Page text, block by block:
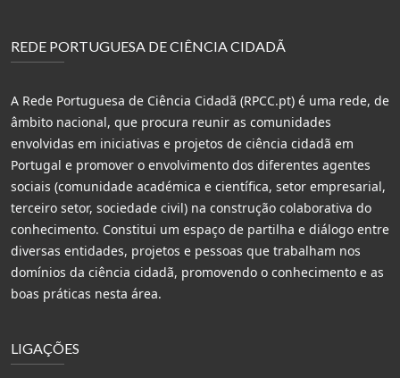
REDE PORTUGUESA DE CIÊNCIA CIDADÃ
A Rede Portuguesa de Ciência Cidadã (RPCC.pt) é uma rede, de
âmbito nacional, que procura reunir as comunidades
envolvidas em iniciativas e projetos de ciência cidadã em
Portugal e promover o envolvimento dos diferentes agentes
sociais (comunidade académica e científica, setor empresarial,
terceiro setor, sociedade civil) na construção colaborativa do
conhecimento. Constitui um espaço de partilha e diálogo entre
diversas entidades, projetos e pessoas que trabalham nos
domínios da ciência cidadã, promovendo o conhecimento e as
boas práticas nesta área.
LIGAÇÕES